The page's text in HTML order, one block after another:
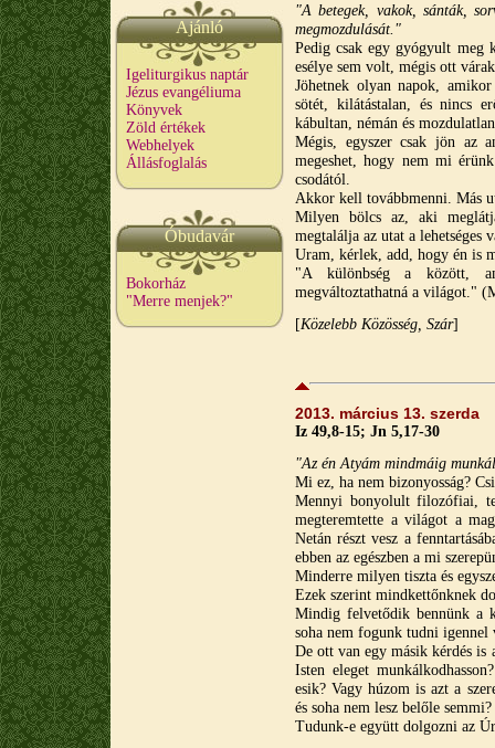
Ajánló
Igeliturgikus naptár
Jézus evangéliuma
Könyvek
Zöld értékek
Webhelyek
Állásfoglalás
Óbudavár
Bokorház
"Merre menjek?"
"A betegek, vakok, sánták,
megmozdulását."
Pedig csak egy gyógyult meg
esélye sem volt, mégis ott
Jöhetnek olyan napok,
sötét, kilátástalan, és nincs
kábultan, némán és
Mégis, egyszer csak jön az
megeshet, hogy nem mi
csodától.
Akkor kell továbbmenni. Más
Milyen bölcs az, aki
megtalálja az utat a lehetséges
Uram, kérlek, add, hogy én is
"A különbség a között,
megváltoztathatná a világot."
[Közelebb Közösség, Szár]
2013. március 13. szerda
Iz 49,8-15; Jn 5,17-30
"Az én Atyám mindmáig
Mi ez, ha nem bizonyosság?
Mennyi bonyolult filozófiai,
megteremtette a világot a
Netán részt vesz a
ebben az egészben a mi
Minderre milyen tiszta és
Ezek szerint mindkettőnknek
Mindig felvetődik bennünk a
soha nem fogunk tudni igennel
De ott van egy másik kérdés is
Isten eleget
esik? Vagy húzom is azt a
és soha nem lesz belőle semmi?
Tudunk-e együtt dolgozni az